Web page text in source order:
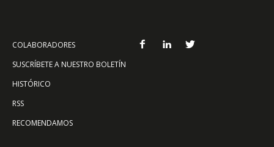
COLABORADORES
SUSCRÍBETE A NUESTRO BOLETÍN
HISTÓRICO
RSS
RECOMENDAMOS